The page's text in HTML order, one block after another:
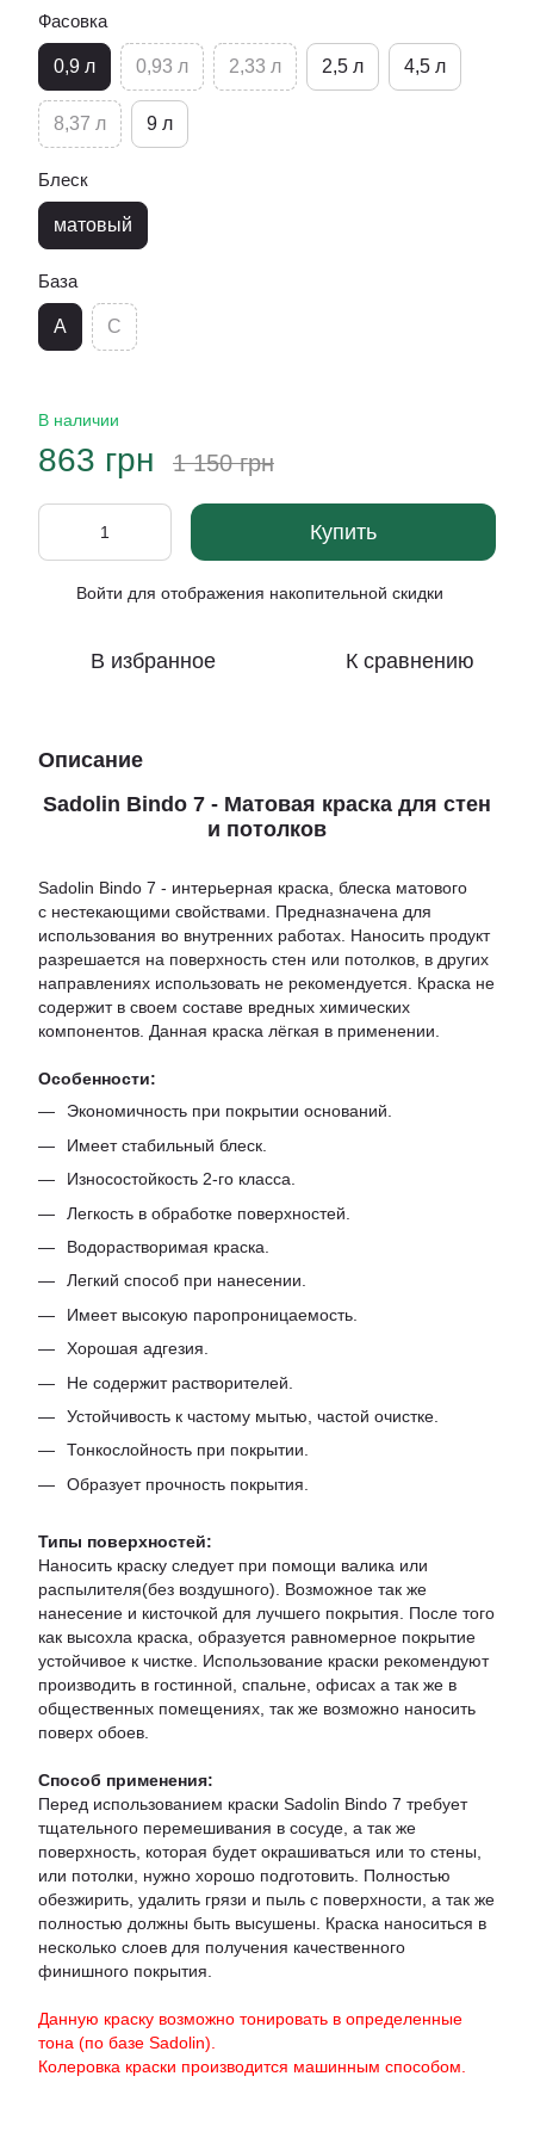
Фасовка
0,9 л 0,93 л 2,33 л 2,5 л 4,5 л
8,37 л 9 л
Блеск
матовый
База
A C
В наличии
863 грн 1 150 грн
Купить
Войти для отображения накопительной скидки
В избранное К сравнению
Описание
Sadolin Bindo 7 - Матовая краска для стен
и потолков
Sadolin Bindo 7 - интерьерная краска, блеска матового
с нестекающими свойствами. Предназначена для
использования во внутренних работах. Наносить продукт
разрешается на поверхность стен или потолков, в других
направлениях использовать не рекомендуется. Краска не
содержит в своем составе вредных химических
компонентов. Данная краска лёгкая в применении.
Особенности:
Экономичность при покрытии оснований.
Имеет стабильный блеск.
Износостойкость 2-го класса.
Легкость в обработке поверхностей.
Водорастворимая краска.
Легкий способ при нанесении.
Имеет высокую паропроницаемость.
Хорошая адгезия.
Не содержит растворителей.
Устойчивость к частому мытью, частой очистке.
Тонкослойность при покрытии.
Образует прочность покрытия.
Типы поверхностей:
Наносить краску следует при помощи валика или
распылителя(без воздушного). Возможное так же
нанесение и кисточкой для лучшего покрытия. После того
как высохла краска, образуется равномерное покрытие
устойчивое к чистке. Использование краски рекомендуют
производить в гостинной, спальне, офисах а так же в
общественных помещениях, так же возможно наносить
поверх обоев.
Способ применения:
Перед использованием краски Sadolin Bindo 7 требует
тщательного перемешивания в сосуде, а так же
поверхность, которая будет окрашиваться или то стены,
или потолки, нужно хорошо подготовить. Полностью
обезжирить, удалить грязи и пыль с поверхности, а так же
полностью должны быть высушены. Краска наноситься в
несколько слоев для получения качественного
финишного покрытия.
Данную краску возможно тонировать в определенные
тона (по базе Sadolin).
Колеровка краски производится машинным способом.